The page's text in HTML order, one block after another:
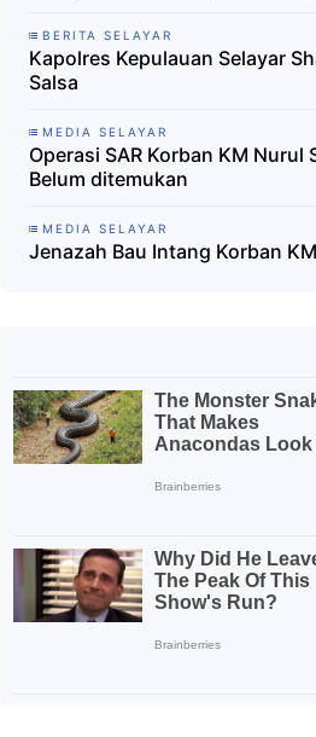
BERITA SELAYAR
Kapolres Kepulauan Selayar
Salsa
MEDIA SELAYAR
Operasi SAR Korban KM
Belum ditemukan
MEDIA SELAYAR
Jenazah Bau Intang Korban